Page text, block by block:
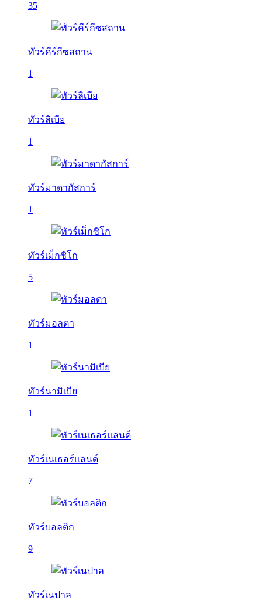
35
ทัวร์คีร์กีซสถาน
1
ทัวร์ลิเบีย
1
ทัวร์มาดากัสการ์
1
ทัวร์เม็กซิโก
5
ทัวร์มอลตา
1
ทัวร์นามิเบีย
1
ทัวร์เนเธอร์แลนด์
7
ทัวร์บอลติก
9
ทัวร์เนปาล